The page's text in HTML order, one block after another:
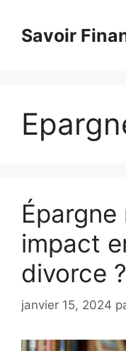
contenuSavoir
impact
divorce ?
janvier 15, 2024